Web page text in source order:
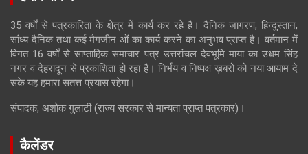
35 वर्षों से पत्रकारिता के क्षेत्र में कार्य कर रहे है। दैनिक जागरण, हिन्दुस्तान,
सांध्य दैनिक तथा कई मैगजीन ओं का कार्य करने का अनुभव प्राप्त है। वर्तमान में
विगत 16 वर्षों से साप्ताहिक समाचार पत्र उत्तरांचल देवभूमि माया का उधम सिंह
नगर व देहरादून से प्रकाशिता हो रहा है। निर्भय व निष्पक्ष ख़बरों को नया आयाम दे
सके यह हमारा सतत्त प्रयास रहेगा।
संपादक, अशोक गुलाटी (राज्य सरकार से मान्यता प्राप्त पत्रकार)।
कैलेंडर